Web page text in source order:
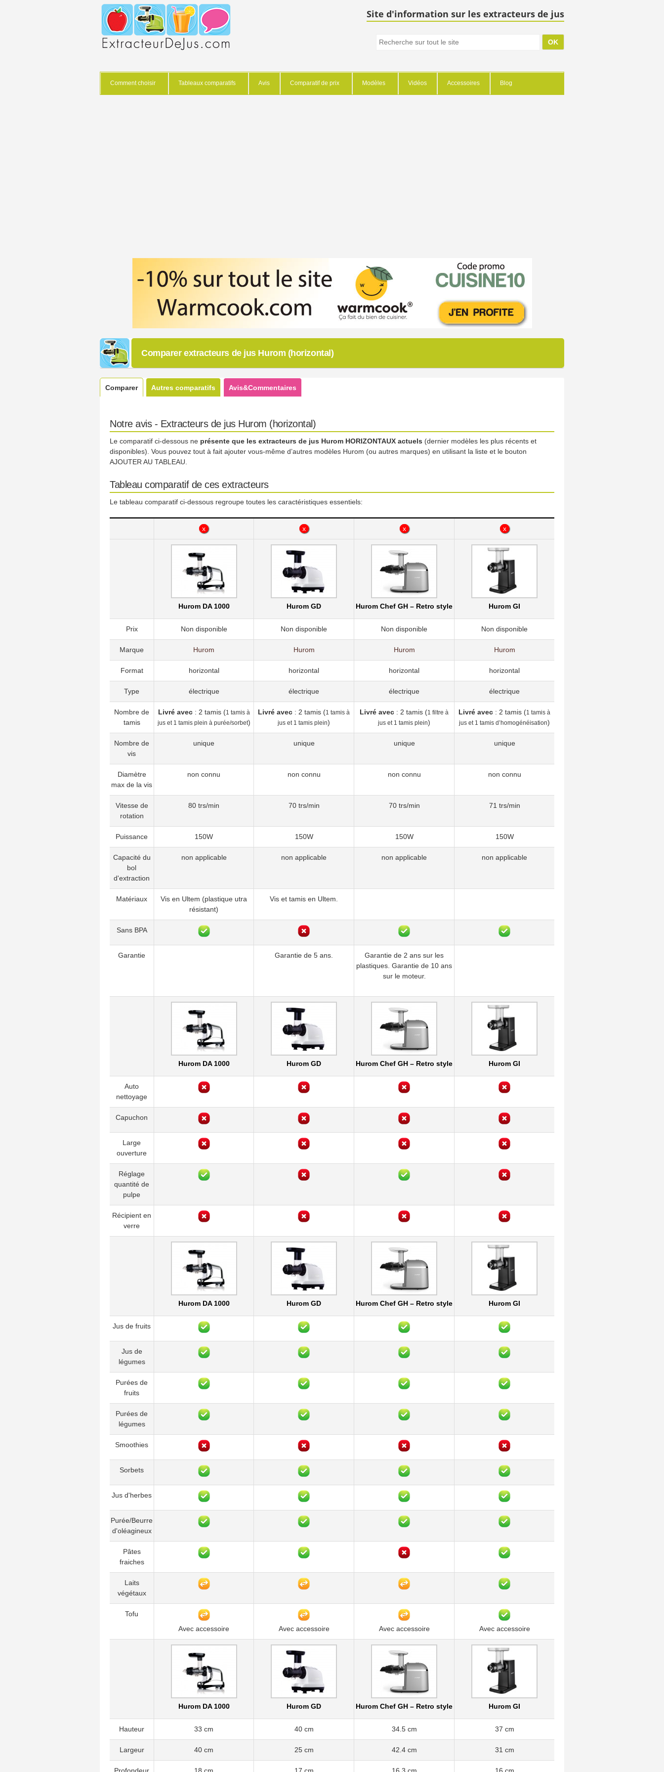
Site d'information sur les extracteurs de jus
Comment choisir Tableaux comparatifs Avis Comparatif de prix Modèles Vidéos Accessoires Blog
Comparer extracteurs de jus Hurom (horizontal)
Comparer Autres comparatifs Avis&Commentaires
Notre avis - Extracteurs de jus Hurom (horizontal)
Le comparatif ci-dessous ne présente que les extracteurs de jus Hurom HORIZONTAUX actuels (dernier modèles les plus récents et
disponibles). Vous pouvez tout à fait ajouter vous-même d’autres modèles Hurom (ou autres marques) en utilisant la liste et le bouton
AJOUTER AU TABLEAU.
Tableau comparatif de ces extracteurs
Le tableau comparatif ci-dessous regroupe toutes les caractéristiques essentiels:
x x x x
Hurom DA 1000 Hurom GD Hurom Chef GH – Retro style Hurom GI
Prix Non disponible Non disponible Non disponible Non disponible
Marque Hurom Hurom Hurom Hurom
Format horizontal horizontal horizontal horizontal
Type électrique électrique électrique électrique
Nombre de
tamis
Livré avec: 2 tamis (1 tamis à
jus et 1 tamis plein à purée/sorbet)
Livré avec : 2 tamis (1 tamis à
jus et 1 tamis plein)
Livré avec : 2 tamis (1 filtre à
jus et 1 tamis plein)
Livré avec : 2 tamis (1 tamis à
jus et 1 tamis d’homogénéisation)
Nombre de
vis
unique unique unique unique
Diamètre
max de la vis
non connu non connu non connu non connu
Vitesse de
rotation
80 trs/min 70 trs/min 70 trs/min 71 trs/min
Puissance 150W 150W 150W 150W
Capacité du
bol
d'extraction
non applicable non applicable non applicable non applicable
Matériaux
Vis en Ultem (plastique utra
résistant)
Vis et tamis en Ultem.
Sans BPA
Garantie Garantie de 5 ans.
Garantie de 2 ans sur les
plastiques. Garantie de 10 ans
sur le moteur.
Hurom DA 1000 Hurom GD Hurom Chef GH – Retro style Hurom GI
Auto
nettoyage
Capuchon
Large
ouverture
Réglage
quantité de
pulpe
Récipient en
verre
Hurom DA 1000 Hurom GD Hurom Chef GH – Retro style Hurom GI
Jus de fruits
Jus de
légumes
Purées de
fruits
Purées de
légumes
Smoothies
Sorbets
Jus d'herbes
Purée/Beurre
d'oléagineux
Pâtes
fraiches
Laits
végétaux
Tofu
Avec accessoire
Avec accessoire Avec accessoire Avec accessoire
Hurom DA 1000 Hurom GD Hurom Chef GH – Retro style Hurom GI
Hauteur 33 cm 40 cm 34.5 cm 37 cm
Largeur 40 cm 25 cm 42.4 cm 31 cm